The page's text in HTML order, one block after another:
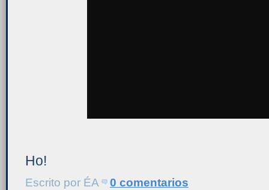
Ho!
Escrito por ÉA
0 comentarios